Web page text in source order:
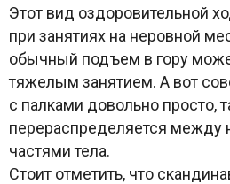
Этот вид оздоровительной
при занятиях на неровной
обычный подъем в гору
тяжелым занятием. А вот
с палками довольно просто,
перераспределяется между
частями тела.
Стоит отметить, что